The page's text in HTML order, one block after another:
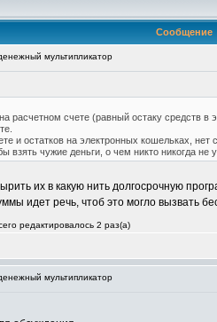
Сообщение
мультипликатор
расчетном счете (равный остаку средств
и остатков на электронных кошельках,
взять чужие деньги, о чем никто никогда не
их в какую нить долгосрочную
идет речь, чтоб это могло вызвать
редактировалось 2 раз(а)
мультипликатор